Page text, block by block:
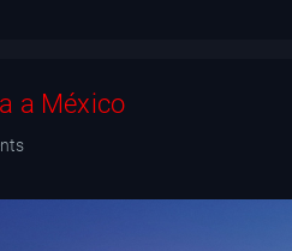
a México